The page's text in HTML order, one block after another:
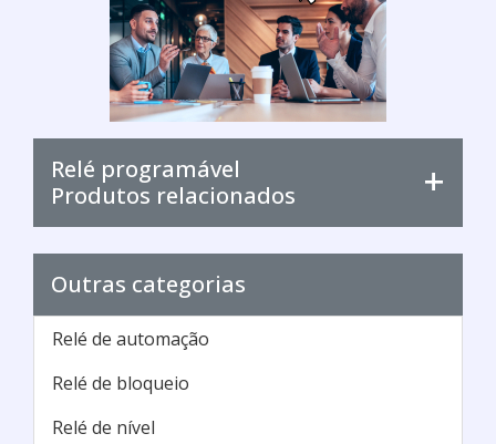
soluções rápidas e eficazes.A empresa oferece
manutençã...
Cotar agora
Cronometro regressivo progressivo
Vital Tech / Campinas - SP
Vantagens do Enconder ProgramávelDentre a
sua vasta gama de produtos e serviços, um de
Encoders, em especial, o encoder incremental